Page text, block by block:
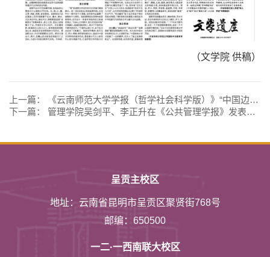
（文学院 供稿）
上一篇：
《云南师范大学学报（哲学社会科学版）》“中国边疆学研究”栏目入选中宣部重点专栏建设名单
下一篇： 管理学院吴剑平、李正升在《公共管理学报》发表论文
呈贡主校区
地址：云南省昆明市呈贡区聚贤街768号
邮编：650500
一二·一西南联大校区